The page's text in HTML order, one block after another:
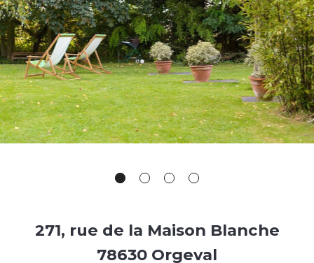
271, rue de la Maison Blanche
78630 Orgeval